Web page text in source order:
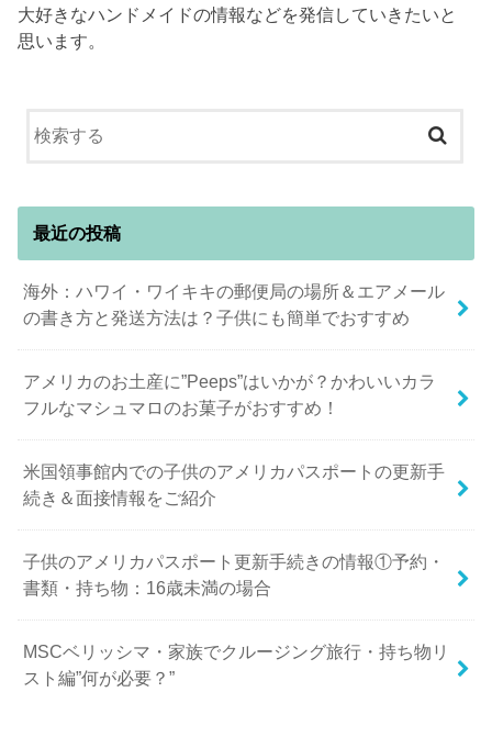
大好きなハンドメイドの情報などを発信していきたいと
思います。
最近の投稿
海外：ハワイ・ワイキキの郵便局の場所＆エアメール
の書き方と発送方法は？子供にも簡単でおすすめ
アメリカのお土産に”Peeps”はいかが？かわいいカラ
フルなマシュマロのお菓子がおすすめ！
米国領事館内での子供のアメリカパスポートの更新手
続き＆面接情報をご紹介
子供のアメリカパスポート更新手続きの情報①予約・
書類・持ち物：16歳未満の場合
MSCベリッシマ・家族でクルージング旅行・持ち物リ
スト編”何が必要？”